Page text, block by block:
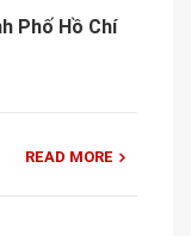
Phố Hồ Chí
READ MORE